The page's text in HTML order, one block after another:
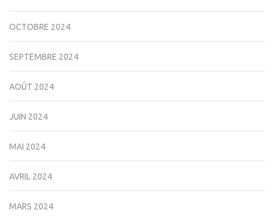
OCTOBRE 2024
SEPTEMBRE 2024
AOÛT 2024
JUIN 2024
MAI 2024
AVRIL 2024
MARS 2024